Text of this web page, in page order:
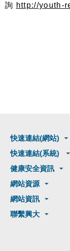
詢 http://youth-
快速連結(網站)
快速連結(系統)
健康安全資訊
網站資源
網站資訊
聯繫興大